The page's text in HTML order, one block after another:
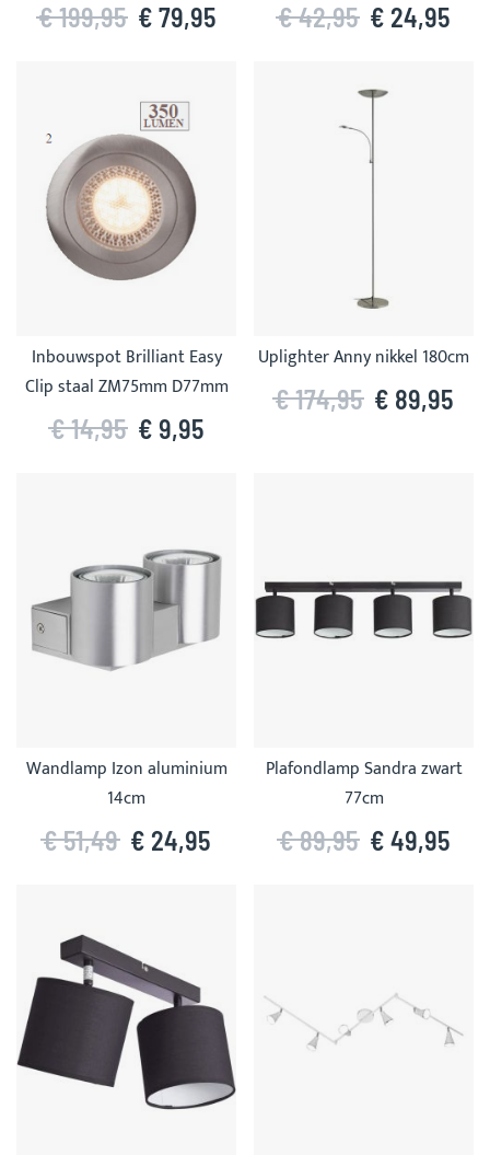
€ 79,95
€ 199,95 € 24,95
€ 42,95
Inbouwspot Brilliant Easy
Clip staal ZM75mm D77mm
€ 9,95
€ 14,95
Uplighter Anny nikkel 180cm
€ 89,95
€ 174,95
Wandlamp Izon aluminium
14cm
€ 24,95
€ 51,49
Plafondlamp Sandra zwart
77cm
€ 49,95
€ 89,95